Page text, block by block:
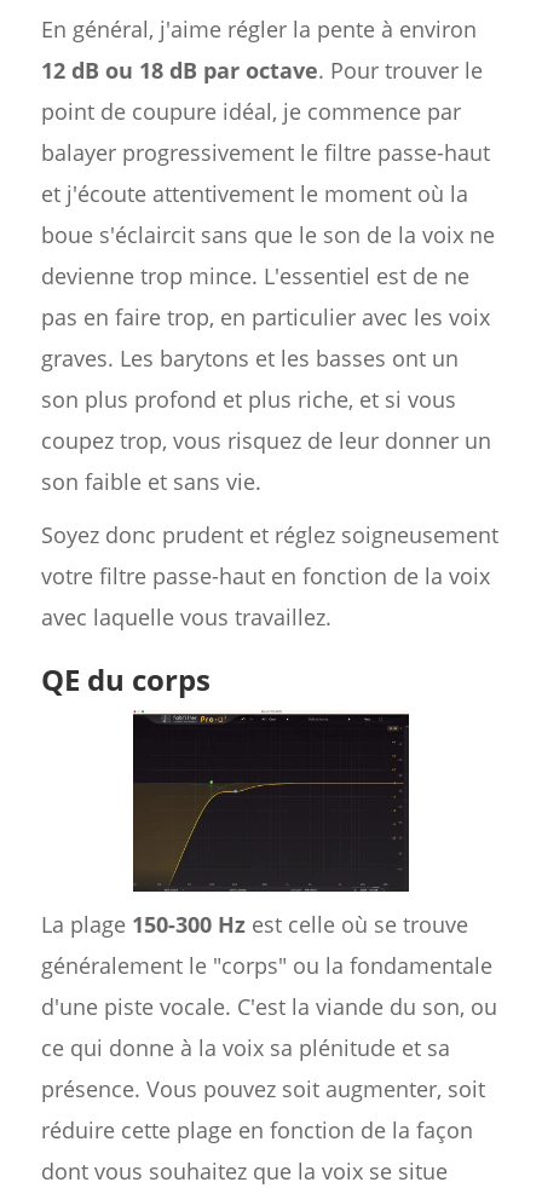
En général, j'aime régler la pente à environ
12 dB ou 18 dB par octave. Pour trouver le
point de coupure idéal, je commence par
balayer progressivement le filtre passe-haut
et j'écoute attentivement le moment où la
boue s'éclaircit sans que le son de la voix ne
devienne trop mince. L'essentiel est de ne
pas en faire trop, en particulier avec les voix
graves. Les barytons et les basses ont un
son plus profond et plus riche, et si vous
coupez trop, vous risquez de leur donner un
son faible et sans vie.
Soyez donc prudent et réglez soigneusement
votre filtre passe-haut en fonction de la voix
avec laquelle vous travaillez.
QE du corps
La plage 150-300 Hzest celle où se trouve
généralement le "corps" ou la fondamentale
d'une piste vocale. C'est la viande du son, ou
ce qui donne à la voix sa plénitude et sa
présence. Vous pouvez soit augmenter, soit
réduire cette plage en fonction de la façon
dont vous souhaitez que la voix se situe